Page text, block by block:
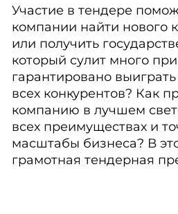
Участие в тендере
компании найти нового
или получить
который сулит много
гарантировано
всех конкурентов? Как
компанию в лучшем
всех преимуществах и
масштабы бизнеса? В
грамотная тендерная